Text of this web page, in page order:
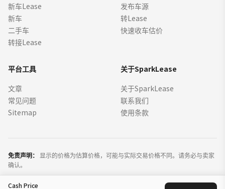
Cash Price
新车Lease
新车
二手车
转接Lease
发布车源
转Lease
快速收车估价
平台工具
文章
常见问题
Sitemap
关于SparkLease
关于SparkLease
联系我们
使用条款
免责声明：
显示的价格为估算价格，可能与实际交易价格不同。请务必与卖家
确认。
SparkLease Inc. 保留所有权利。